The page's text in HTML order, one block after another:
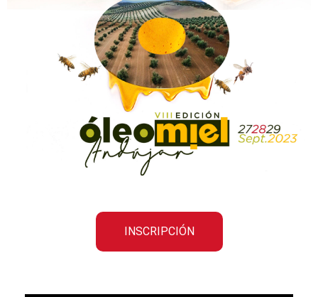
INSCRIPCIÓN